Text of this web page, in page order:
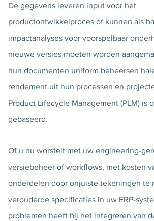
De gegevens leveren input voor het
productontwikkelproces of kunnen als
impactanalyses voor voorspelbaar
nieuwe versies moeten worden
hun documenten uniform beheersen
rendement uit hun processen en
Product Lifecycle Management (PLM) is
gebaseerd.
Of u nu worstelt met uw engineering-
versiebeheer of workflows, met kosten
onderdelen door onjuiste tekeningen te
verouderde specificaties in uw ERP-
problemen heeft bij het integreren van